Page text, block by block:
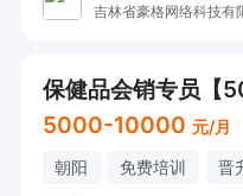
吉林省豪格网络科技有
保健品会销专员【
5000-10000 元/月
朝阳 免费培训 晋